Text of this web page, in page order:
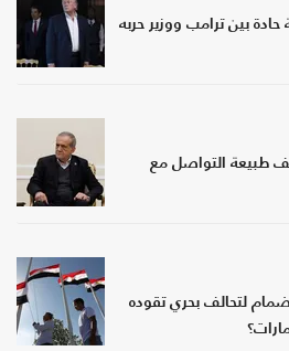
بين ترامب ووزير حربه
طبيعة التواصل مع
لتحالف بحري تقوده